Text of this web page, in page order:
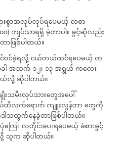
းစွာအလုပ်လုပ်ရပေမယ့် လစာ
ကျပ်သာရရှိ ခဲ့တာပါ။ ခွင့်ဆိုလည်း
ဖြစ်ပါတယ်။
င်ဝင်ခဲ့ရလို့ ငယ်တယ်ထင်ရပေမယ့် တ
အသက် ၁၂၊ ၁၃ အရွယ် ကလေး
ယ်လို့ ဆိုပါတယ်။
းသမီးလုပ်သားတွေအပေါ်
ကိုယ်ထိလက်ရောက် ကျူးလွန်တာ တွေကို
ါသထွက်နေခဲ့တာဖြစ်ပါတယ်။
ေး လတိုင်းပေးရပေမယ့် ခံစားခွင့်
သူက ဆိုပါတယ်။